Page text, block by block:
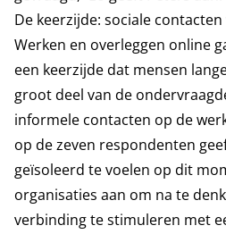
De keerzijde: sociale
Werken en overleggen online
een keerzijde dat mensen
groot deel van de
informele contacten op de
op de zeven respondenten
geïsoleerd te voelen op dit
organisaties aan om na te
verbinding te stimuleren met